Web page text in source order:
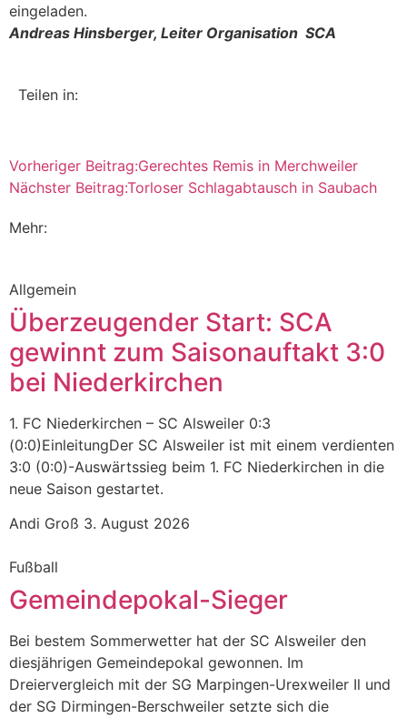
eingeladen.
Andreas Hinsberger, Leiter Organisation SCA
Teilen in:
Vorheriger Beitrag:Gerechtes Remis in Merchweiler
Nächster Beitrag:Torloser Schlagabtausch in Saubach
Mehr:
Allgemein
Überzeugender Start: SCA
gewinnt zum Saisonauftakt 3:0
bei Niederkirchen
1. FC Niederkirchen – SC Alsweiler 0:3
(0:0)EinleitungDer SC Alsweiler ist mit einem verdienten
3:0 (0:0)-Auswärtssieg beim 1. FC Niederkirchen in die
neue Saison gestartet.
Andi Groß 3. August 2026
Fußball
Gemeindepokal-Sieger
Bei bestem Sommerwetter hat der SC Alsweiler den
diesjährigen Gemeindepokal gewonnen. Im
Dreiervergleich mit der SG Marpingen-Urexweiler Il und
der SG Dirmingen-Berschweiler setzte sich die